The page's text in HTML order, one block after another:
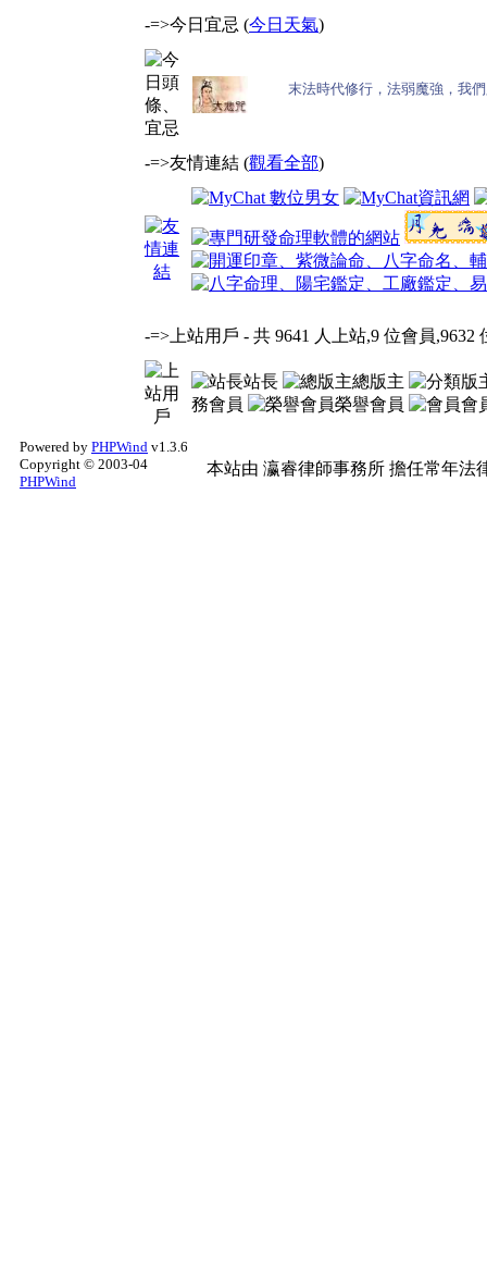
-=>今日宜忌 (今日天氣)
-=>友情連結 (觀看全部)
-=>上站用戶 - 共 9641 人上站,9 位會員,9632
站長
總版主
務會員
榮譽會員 會
Powered by PHPWind v1.3.6
Copyright © 2003-04
PHPWind
本站由 瀛睿律師事務所 擔任常年法